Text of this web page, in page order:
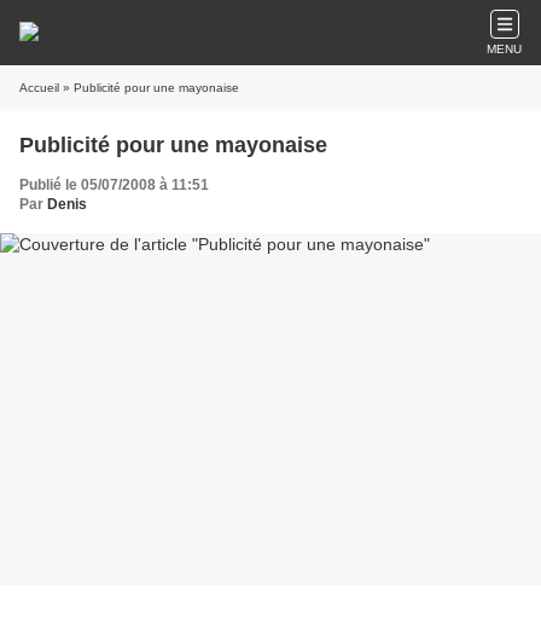
MENU
Accueil » Publicité pour une mayonaise
Publicité pour une mayonaise
Publié le 05/07/2008 à 11:51
Par Denis